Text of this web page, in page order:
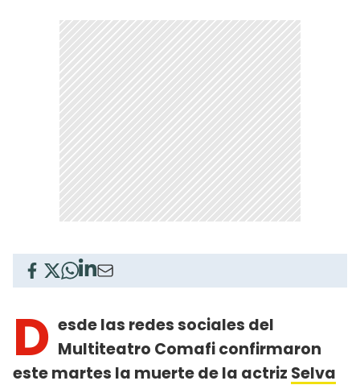
D esde las redes sociales del
Multiteatro Comafi confirmaron
este martes la muerte de la actriz Selva